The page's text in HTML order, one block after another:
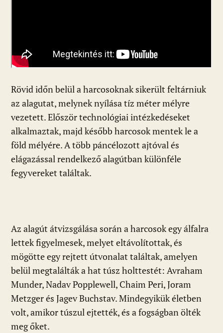
Rövid időn belül a harcosoknak sikerült feltárniuk
az alagutat, melynek nyílása tíz méter mélyre
vezetett. Először technológiai intézkedéseket
alkalmaztak, majd később harcosok mentek le a
föld mélyére. A több páncélozott ajtóval és
elágazással rendelkező alagútban különféle
fegyvereket találtak.
Az alagút átvizsgálása során a harcosok egy álfalra
lettek figyelmesek, melyet eltávolítottak, és
mögötte egy rejtett útvonalat találtak, amelyen
belül megtalálták a hat túsz holttestét: Avraham
Munder, Nadav Popplewell, Chaim Peri, Joram
Metzger és Jagev Buchstav. Mindegyikük életben
volt, amikor túszul ejtették, és a fogságban ölték
meg őket.